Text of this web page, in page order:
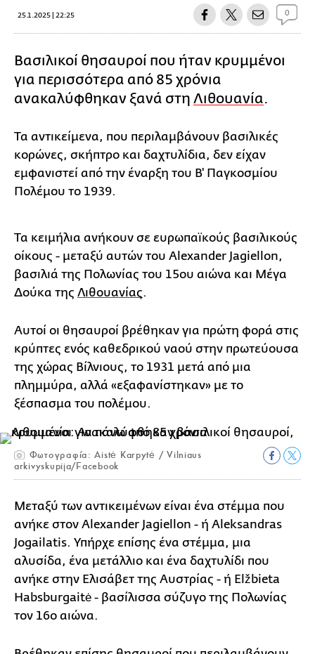
25.1.2025 | 22:25 0
Βασιλικοί θησαυροί που ήταν κρυμμένοι
για περισσότερα από 85 χρόνια
ανακαλύφθηκαν ξανά στη Λιθουανία.
Τα αντικείμενα, που περιλαμβάνουν βασιλικές
κορώνες, σκήπτρο και δαχτυλίδια, δεν είχαν
εμφανιστεί από την έναρξη του Β' Παγκοσμίου
Πολέμου το 1939.
Τα κειμήλια ανήκουν σε ευρωπαϊκούς βασιλικούς
οίκους - μεταξύ αυτών του Alexander Jagiellon,
βασιλιά της Πολωνίας του 15ου αιώνα και Μέγα
Δούκα της Λιθουανίας.
Αυτοί οι θησαυροί βρέθηκαν για πρώτη φορά στις
κρύπτες ενός καθεδρικού ναού στην πρωτεύουσα
της χώρας Βίλνιους, το 1931 μετά από μια
πλημμύρα, αλλά «εξαφανίστηκαν» με το
ξέσπασμα του πολέμου.
Φωτογραφία: Aistė Karpytė / Vilniaus
arkivyskupija/Facebook
Μεταξύ των αντικειμένων είναι ένα στέμμα που
ανήκε στον Alexander Jagiellon - ή Aleksandras
Jogailatis. Υπήρχε επίσης ένα στέμμα, μια
αλυσίδα, ένα μετάλλιο και ένα δαχτυλίδι που
ανήκε στην Ελισάβετ της Αυστρίας - ή Elžbieta
Habsburgaitė - βασίλισσα σύζυγο της Πολωνίας
τον 16ο αιώνα.